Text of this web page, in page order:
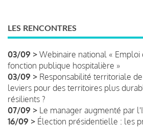
LES RENCONTRES
03/09 > Webinaire national « Emploi
fonction publique hospitalière »
03/09 > Responsabilité territoriale
leviers pour des territoires plus
résilients ?
07/09 > Le manager augmenté par
16/09 > Élection présidentielle : les